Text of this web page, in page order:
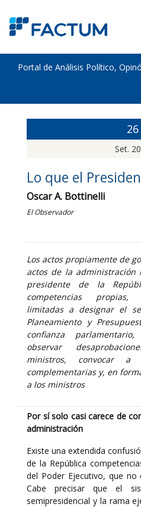
Portal de Análisis Político,
26
Set.
Lo que el
Oscar A. Bottinelli
El Observador
Los actos propiamente de
actos de la
presidente de la
competencias propias,
limitadas a designar el
Planeamiento y
confianza
observar
ministros, convocar a
complementarias y, en
a los ministros
Por sí solo casi carece de
administración
Existe una extendida
de la República
del Poder Ejecutivo, que
Cabe precisar que el
semipresidencial y la rama